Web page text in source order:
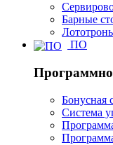
Барные
ПО
Бонусная
Система